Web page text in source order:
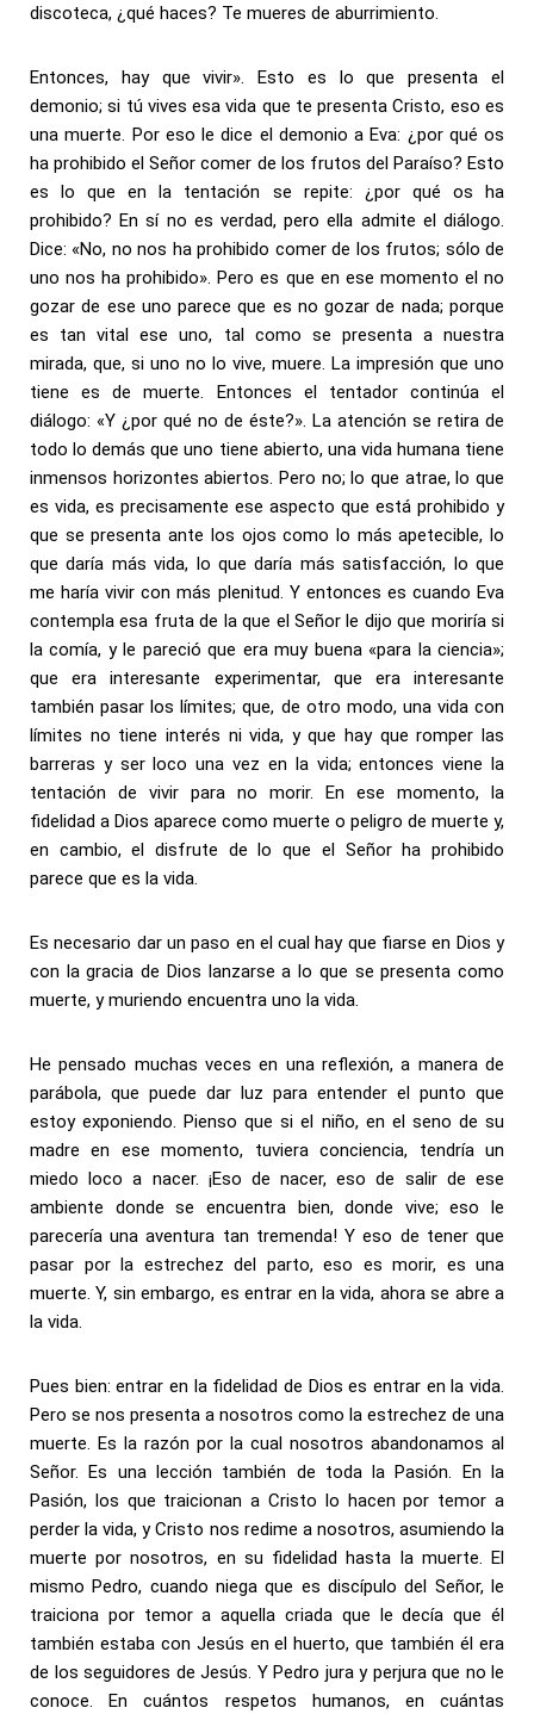
discoteca, ¿qué haces? Te mueres de aburrimiento.
Entonces, hay que vivir». Esto es lo que presenta el
demonio; si tú vives esa vida que te presenta Cristo, eso es
una muerte. Por eso le dice el demonio a Eva: ¿por qué os
ha prohibido el Señor comer de los frutos del Paraíso? Esto
es lo que en la tentación se repite: ¿por qué os ha
prohibido? En sí no es verdad, pero ella admite el diálogo.
Dice: «No, no nos ha prohibido comer de los frutos; sólo de
uno nos ha prohibido». Pero es que en ese momento el no
gozar de ese uno parece que es no gozar de nada; porque
es tan vital ese uno, tal como se presenta a nuestra
mirada, que, si uno no lo vive, muere. La impresión que uno
tiene es de muerte. Entonces el tentador continúa el
diálogo: «Y ¿por qué no de éste?». La atención se retira de
todo lo demás que uno tiene abierto, una vida humana tiene
inmensos horizontes abiertos. Pero no; lo que atrae, lo que
es vida, es precisamente ese aspecto que está prohibido y
que se presenta ante los ojos como lo más apetecible, lo
que daría más vida, lo que daría más satisfacción, lo que
me haría vivir con más plenitud. Y entonces es cuando Eva
contempla esa fruta de la que el Señor le dijo que moriría si
la comía, y le pareció que era muy buena «para la ciencia»;
que era interesante experimentar, que era interesante
también pasar los límites; que, de otro modo, una vida con
límites no tiene interés ni vida, y que hay que romper las
barreras y ser loco una vez en la vida; entonces viene la
tentación de vivir para no morir. En ese momento, la
fidelidad a Dios aparece como muerte o peligro de muerte y,
en cambio, el disfrute de lo que el Señor ha prohibido
parece que es la vida.
Es necesario dar un paso en el cual hay que fiarse en Dios y
con la gracia de Dios lanzarse a lo que se presenta como
muerte, y muriendo encuentra uno la vida.
He pensado muchas veces en una reflexión, a manera de
parábola, que puede dar luz para entender el punto que
estoy exponiendo. Pienso que si el niño, en el seno de su
madre en ese momento, tuviera conciencia, tendría un
miedo loco a nacer. ¡Eso de nacer, eso de salir de ese
ambiente donde se encuentra bien, donde vive; eso le
parecería una aventura tan tremenda! Y eso de tener que
pasar por la estrechez del parto, eso es morir, es una
muerte. Y, sin embargo, es entrar en la vida, ahora se abre a
la vida.
Pues bien: entrar en la fidelidad de Dios es entrar en la vida.
Pero se nos presenta a nosotros como la estrechez de una
muerte. Es la razón por la cual nosotros abandonamos al
Señor. Es una lección también de toda la Pasión. En la
Pasión, los que traicionan a Cristo lo hacen por temor a
perder la vida, y Cristo nos redime a nosotros, asumiendo la
muerte por nosotros, en su fidelidad hasta la muerte. El
mismo Pedro, cuando niega que es discípulo del Señor, le
traiciona por temor a aquella criada que le decía que él
también estaba con Jesús en el huerto, que también él era
de los seguidores de Jesús. Y Pedro jura y perjura que no le
conoce. En cuántos respetos humanos, en cuántas